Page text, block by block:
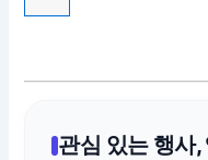
관심 있는 행사